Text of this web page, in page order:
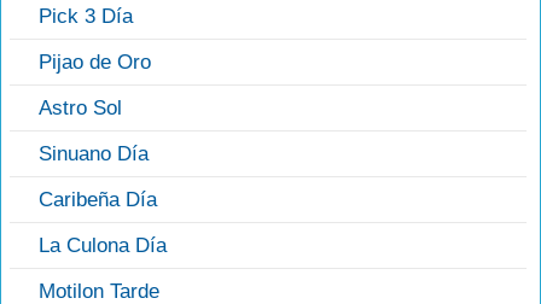
Pick 3 Día
Pijao de Oro
Astro Sol
Sinuano Día
Caribeña Día
La Culona Día
Motilon Tarde